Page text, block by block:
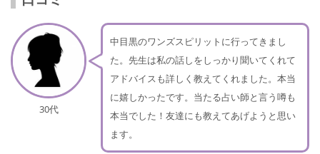
30代
中目黒のワンズスピリットに行ってきまし
た。先生は私の話しをしっかり聞いてくれて
アドバイスも詳しく教えてくれました。本当
に嬉しかったです。当たる占い師と言う噂も
本当でした！友達にも教えてあげようと思い
ます。